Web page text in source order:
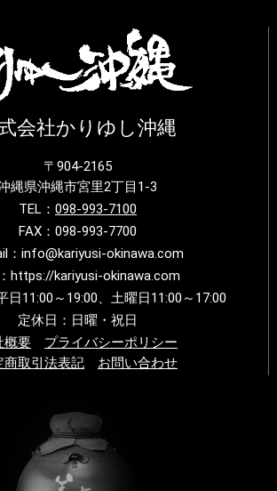
会社かりゆし沖縄
〒904-2165
縄県沖縄市宮里2丁目1-3
TEL： 098-993-7100
FAX：098-993-7700
：info@kariyusi-okinawa.com
https://kariyusi-okinawa.com
日11:00～19:00、土曜日11:00～17:00
定休日：日曜・祝日
概要
プライバシーポリシー
商取引法表記
お問い合わせ